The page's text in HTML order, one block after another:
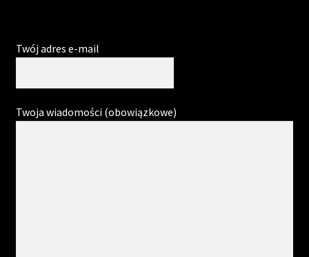
Twój adres e-mail
Twoja wiadomości (obowiązkowe)